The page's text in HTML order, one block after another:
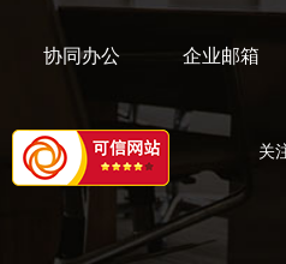
协同办公 企业邮箱
关